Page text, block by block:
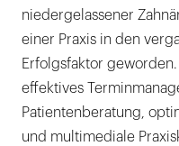
niedergelassener
einer Praxis in den
Erfolgsfaktor geworden.
effektives
Patientenberatung,
und multimediale